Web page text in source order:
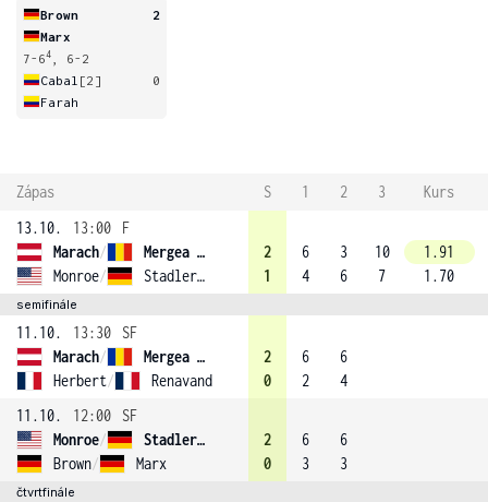
Brown
2
Marx
7-64
, 6-2
Cabal [2]
0
Farah
Zápas S 1 2 3
Kurs
13.10.
13:00
F
Marach/
Mergea (4)
Monroe/ Stadler (3)
2
1
6
4
3
6
10
7
1.91
1.70
semifinále
11.10. 13:30
SF
Marach/
Mergea (4)
Herbert/ Renavand
2
0
6
2
6
4
11.10.
12:00
SF
Monroe/
Stadler (3)
Brown/ Marx
2
0
6
3
6
3
čtvrtfinále